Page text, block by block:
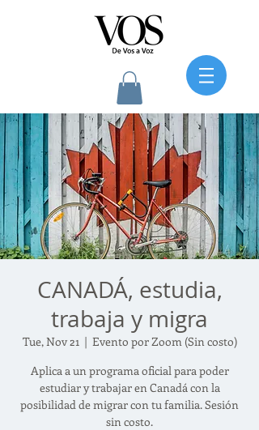
CANADÁ, estudia,
trabaja y migra
Tue, Nov 21
  |
Evento por Zoom (Sin costo)
Aplica a un programa oficial para poder
estudiar y trabajar en Canadá con la
posibilidad de migrar con tu familia. Sesión
sin costo.